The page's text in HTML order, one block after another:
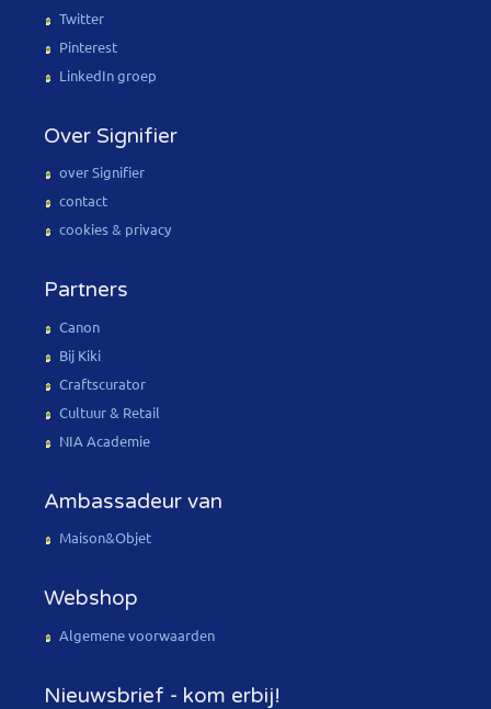
Twitter
Pinterest
LinkedIn groep
Over Signifier
over Signifier
contact
cookies & privacy
Partners
Canon
Bij Kiki
Craftscurator
Cultuur & Retail
NIA Academie
Ambassadeur van
Maison&Objet
Webshop
Algemene voorwaarden
Nieuwsbrief - kom erbij!